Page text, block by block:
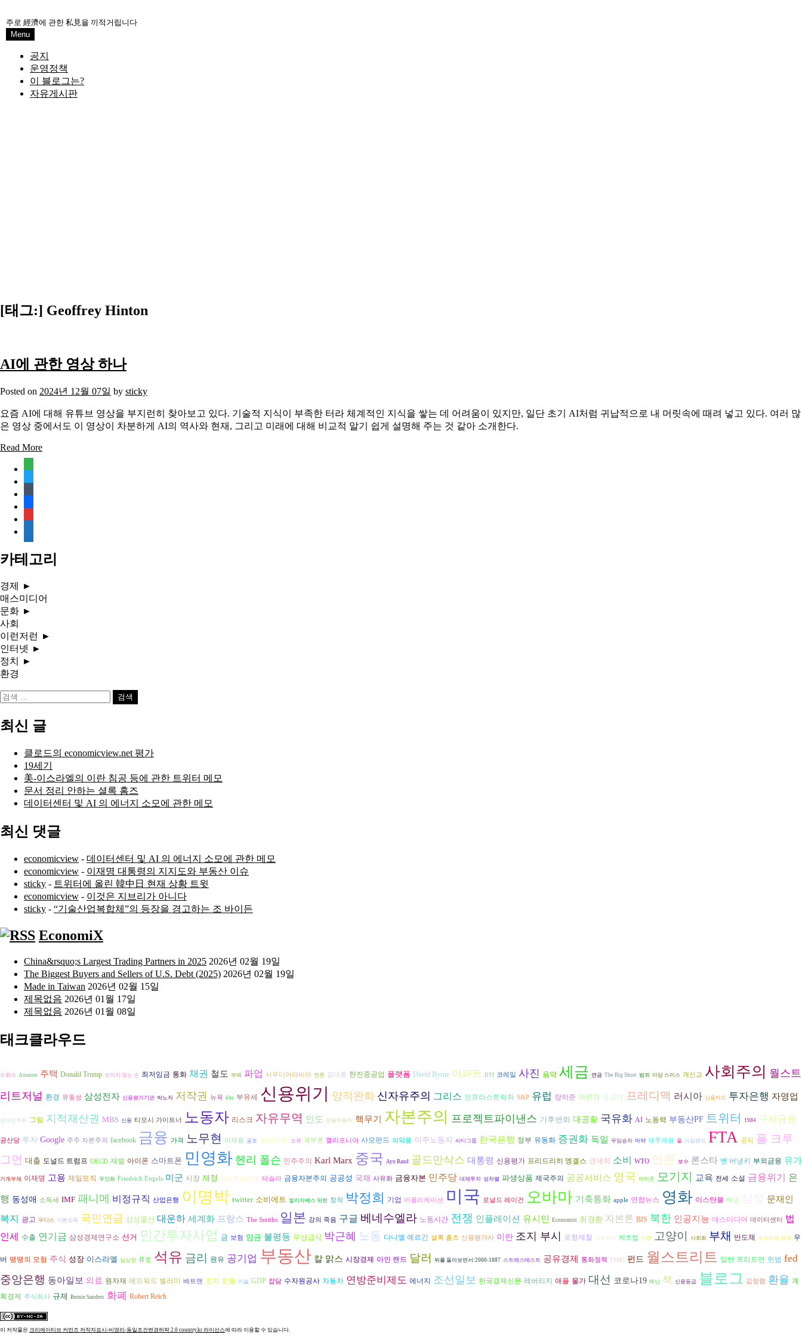
content
주로 經濟에 관한 私見을 끼적거립니다
Menu
공지
운영정책
이 블로그는?
자유게시판
[태그:] Geoffrey Hinton
AI에 관한 영상 하나
Posted on 2024년 12월 07일 by sticky
요즘 AI에 대해 유튜브 영상을 부지런히 찾아보고 있다. 기술적 지식이 부족한 터라 체계적인 지식을 쌓는 데 어려움이 있지만, 일단 초기 AI처럼 귀납적으로 내 머릿속에 때려 넣고 있다. 여러 많
은 영상 중에서도 이 영상이 차분하게 AI의 역사와 현재, 그리고 미래에 대해 비교적 알기 쉽게 설명해 주는 것 같아 소개한다.
Read More
document
카테고리
경제
►
매스미디어
문화 ►
사회
이런저런 ►
인터넷 ►
정치
►
환경
검
최신 글
클로드의 economicview.net 평가
19세기
美-이스라엘의 이란 침공 등에 관한 트위터 메모
문서 정리 안하는 셜록 홈즈
데이터센터 및 AI 의 에너지 소모에 관한 메모
최신 댓글
economicview - 데이터센터 및 AI 의 에너지 소모에 관한 메모
economicview - 이재명 대통령의 지지도와 부동산 이슈
sticky - 트위터에 올린 韓中日 현재 상황 트윗
economicview - 이것은 지브리가 아니다
sticky - “기술산업복합체”의 등장을 경고하는 조 바이든
EconomiX
China&rsquo;s Largest Trading Partners in 2025 2026년 02월 19일
The Biggest Buyers and Sellers of U.S. Debt (2025) 2026년 02월 19일
Made in Taiwan 2026년 02월 15일
제목없음 2026년 01월 17일
제목없음 2026년 01월 08일
태크클라우드
스위스 Amazon 주택 Donald Trump 보이지 않는 손 최저임금 통화 채권 철도 부패 파업 사우디아라비아 엔론 김대중 한진중공업 플랫폼 David Byrne 아파트 DTI 코레일 사진 음악 세금 연금 The Big Short 범죄 아담 스미스 개신교 사회주의 월스트
리트저널 환경 유동성 삼성전자 신용평가기관 박노자 저작권 뉴욕 kbs 부유세 신용위기 양적완화 신자유주의 그리스 인프라스트럭처 S&P 유럽 장하준 자본가 공공재 프레디맥 러시아 신용카드 투자은행 자영업
경제민주화 그림 지적재산권 MBS 신용 티모시 가이트너 노동자 리스크 자유무역 인도 쌍용자동차 핵무기 자본주의 프로젝트파이낸스 기후변화 대공황 국유화 AI 노동력 부동산PF 트위터 1984 구제금융
공산당 투자 Google 주주 자본주의 facebook 금융 가격 노무현 이재용 공포 중앙일보 소유 국부론 캘리포니아 사모펀드 의약품 이주노동자 씨티그룹 한국은행 정부 유동화 증권화 독일 무임승차 마약 재무제표 물 아일랜드 FTA 공익 폴 크루
그먼 대출 도널드 트럼프 OECD 재벌 아이폰 스마트폰 민영화 헨리 폴슨 민주주의 Karl Marx 중국 Ayn Rand 골드만삭스 대통령 신용평가 프리드리히 엥겔스 경제학 소비 WTO 언론 보수 론스타 벤 버냉키 부외금융 유가
가계부채 이재명 고용 제일모직 무인화 Friedrich Engels 미군 시장 재정 캐리트레이드 테슬라 금융자본주의 공공성 국채 사유화 금융자본 민주당 대체투자 성차별 파생상품 제국주의 공공서비스 영국 아마존 모기지 교육 전세 소설 금융위기 은
행 동성애 소득세 IMF 패니메 비정규직 산업은행 이명박 twitter 소비에트 엘리자베스 워렌 창작 박정희 기업 어플리케이션 미국 로널드 레이건 오바마 기축통화 apple 연합뉴스 영화 이스탄불 해고 문재인
복지 광고 무디스 기본소득 국민연금 삼성물산 대운하 세계화 프랑스 The Smiths 일본 강의 죽음 구글 베네수엘라 노동시간 전쟁 인플레이션 유시민 Economist 최경환 자본론 BIS 북한 인공지능 매스미디어 데이터센터
법
인세
수출 연기금 삼성경제연구소 선거 민간투자사업 금 보험 임금 불평등 무상급식 박근혜 노동 다니엘 예르긴 셜록 홈즈 신용평가사 이란 조지 부시 포항제철 보호무역 제조업 여행 고양이 사회화 부채 반도체 오스카르 랑게 우
버 땡땡의 모험 주식 성장 이스라엘 심상정 유로 석유 금리 원유 공기업 부동산 칼 맑스 시장경제 아인 랜드 달러 뒤를 돌아보면서:2000-1887 스트레스테스트 공유경제 통화정책 TSMC 펀드 월스트리트 밀턴 프리드먼 헌법 fed
중앙은행 동아일보 의료 원자재 에드워드 벨러미 배트맨 조지 오웰 미술 GDP 잡담 수자원공사 자동차 연방준비제도 에너지 조선일보 한국경제신문 레버리지 애플 물가 대선 코로나19 레닌 책 신용등급 블로그 김정렴 환율 계
획경제
주식회사 규제 Bernie Sanders 화폐 Robert Reich
이 저작물은 크리에이티브 커먼즈 저작자표시-비영리-동일조건변경허락 2.0 country.kr 라이선스에 따라 이용할 수 있습니다.